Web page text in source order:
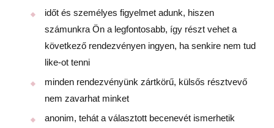
időt és személyes figyelmet adunk, hiszen
számunkra Ön a legfontosabb, így részt vehet a
következő rendezvényen ingyen, ha senkire nem tud
like-ot tenni
minden rendezvényünk zártkörű, külsős résztvevő
nem zavarhat minket
anonim, tehát a választott becenevét ismerhetik